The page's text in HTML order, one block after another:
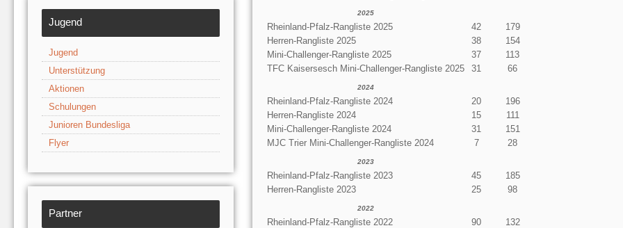
Jugend
Jugend
Unterstützung
Aktionen
Schulungen
Junioren Bundesliga
Flyer
Partner
2025
Rheinland-Pfalz-Rangliste 2025 42
179
Herren-Rangliste 2025
38
154
Mini-Challenger-Rangliste 2025
37
113
TFC Kaisersesch Mini-Challenger-Rangliste 2025
31 66
2024
Rheinland-Pfalz-Rangliste 2024 20
196
Herren-Rangliste 2024
15
111
Mini-Challenger-Rangliste 2024
31
151
MJC Trier Mini-Challenger-Rangliste 2024
7 28
2023
Rheinland-Pfalz-Rangliste 2023 45
185
Herren-Rangliste 2023
25 98
2022
Rheinland-Pfalz-Rangliste 2022 90
132